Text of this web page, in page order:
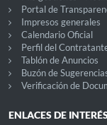
Portal de
Impresos generales
Calendario Oficial
Perfil del
Tablón de Anuncios
Buzón de
Verificación de
ENLACES DE